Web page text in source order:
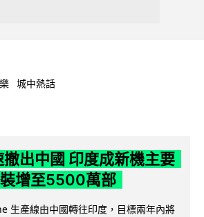
城中熱話
出中國 印度成新機主要
增至5500萬部
生產線由中國轉往印度，目標兩年內將